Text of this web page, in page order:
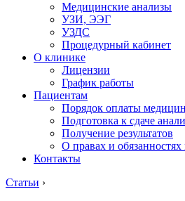
Медицинские анализы
УЗИ, ЭЭГ
УЗДС
Процедурный кабинет
О клинике
Лицензии
График работы
Пациентам
Порядок оплаты
Подготовка к сдаче
Получение результатов
О правах и обязанностях
Контакты
Статьи ›